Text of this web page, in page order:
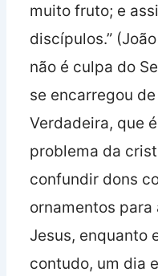
muito fruto; e
discípulos.”
não é culpa do
se encarregou
Verdadeira, que
problema da
confundir dons
ornamentos
Jesus, enquanto
contudo, um dia